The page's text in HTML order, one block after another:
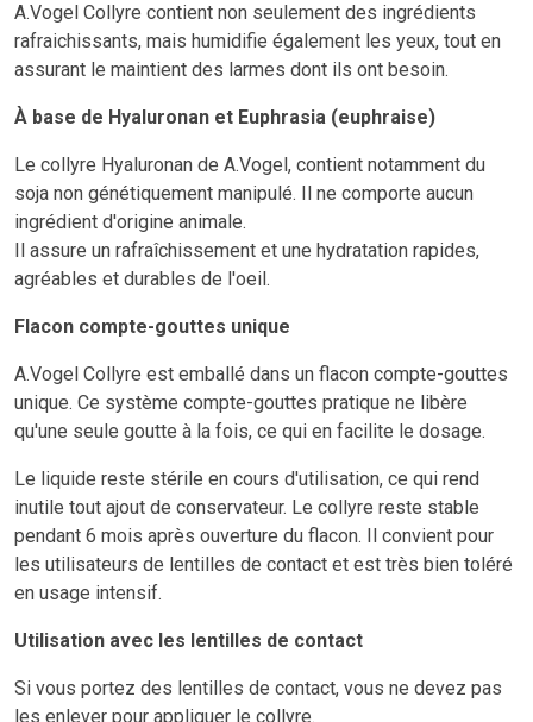
A.Vogel Collyre contient non seulement des ingrédients
rafraichissants, mais humidifie également les yeux, tout en
assurant le maintient des larmes dont ils ont besoin.
À base de Hyaluronan et Euphrasia (euphraise)
Le collyre Hyaluronan de A.Vogel, contient notamment du
soja non génétiquement manipulé. Il ne comporte aucun
ingrédient d'origine animale.
Il assure un rafraîchissement et une hydratation rapides,
agréables et durables de l'oeil.
Flacon compte-gouttes unique
A.Vogel Collyre est emballé dans un flacon compte-gouttes
unique. Ce système compte-gouttes pratique ne libère
qu'une seule goutte à la fois, ce qui en facilite le dosage.
Le liquide reste stérile en cours d'utilisation, ce qui rend
inutile tout ajout de conservateur. Le collyre reste stable
pendant 6 mois après ouverture du flacon. Il convient pour
les utilisateurs de lentilles de contact et est très bien toléré
en usage intensif.
Utilisation avec les lentilles de contact
Si vous portez des lentilles de contact, vous ne devez pas
les enlever pour appliquer le collyre.